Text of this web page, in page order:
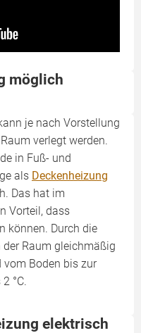
möglich
je nach Vorstellung
verlegt werden.
in Fuß- und
als Deckenheizung
Das hat im
Vorteil, dass
können. Durch die
Raum gleichmäßig
vom Boden bis zur
°C.
elektrisch